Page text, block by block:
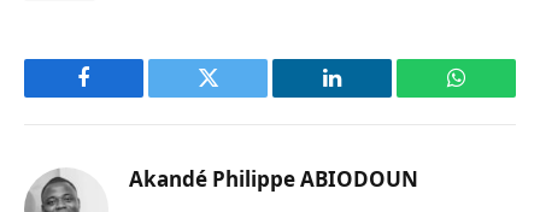
Facebook Twitter LinkedIn
Akandé Philippe ABIODOUN